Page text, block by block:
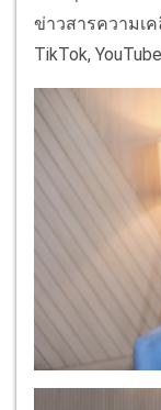
ข่าวสารความเค
TikTok,